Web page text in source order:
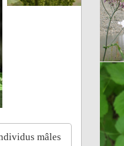
mâles